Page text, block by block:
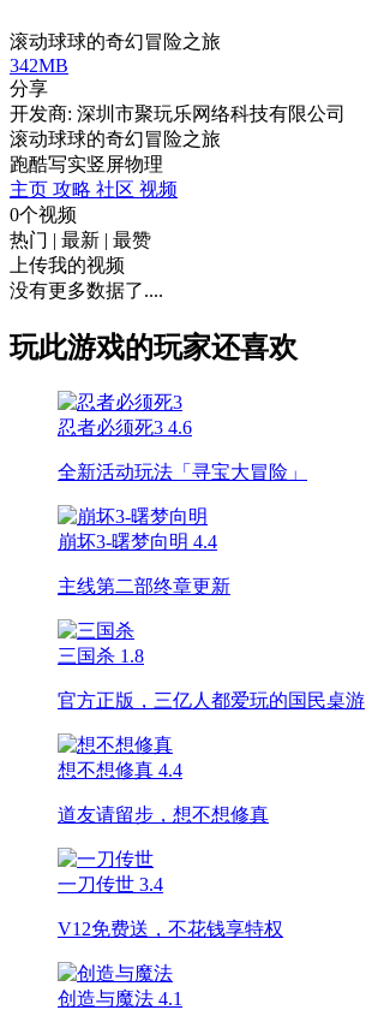
滚动球球的奇幻冒险之旅
342MB
分享
开发商: 深圳市聚玩乐网络科技有限公司
滚动球球的奇幻冒险之旅
跑酷写实竖屏物理
主页 攻略 社区 视频
0个视频
热门 | 最新 | 最赞
上传我的视频
没有更多数据了....
玩此游戏的玩家还喜欢
忍者必须死3 4.6
全新活动玩法「寻宝大冒险」
崩坏3-曙梦向明 4.4
主线第二部终章更新
三国杀 1.8
官方正版，三亿人都爱玩的国民桌游
想不想修真 4.4
道友请留步，想不想修真
一刀传世 3.4
V12免费送，不花钱享特权
创造与魔法 4.1